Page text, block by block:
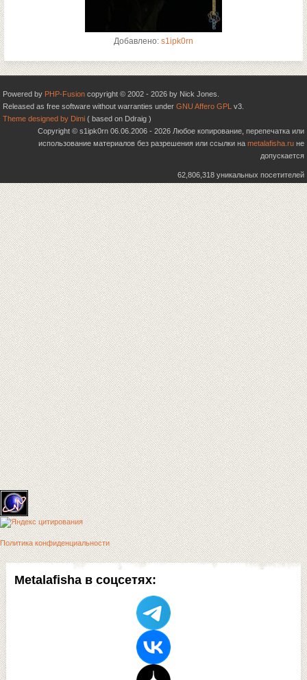
Metalafisha в соцсетях:
Добавлено: s1ipk0rn
Powered by PHP-Fusion copyright © 2002 - 2026 by Nick Jones.
Released as free software without warranties under GNU Affero GPL v3.
Theme designed by Dimi ( based on Ddraig )
Copyright © s1ipk0rn 06.06.2006 - 2026 Любое копирование, перепечатка или
использование материалов без разрешения или ссылки на metalafisha.ru не
допускается
62,806,318 уникальных посетителей
Политика конфиденциальности